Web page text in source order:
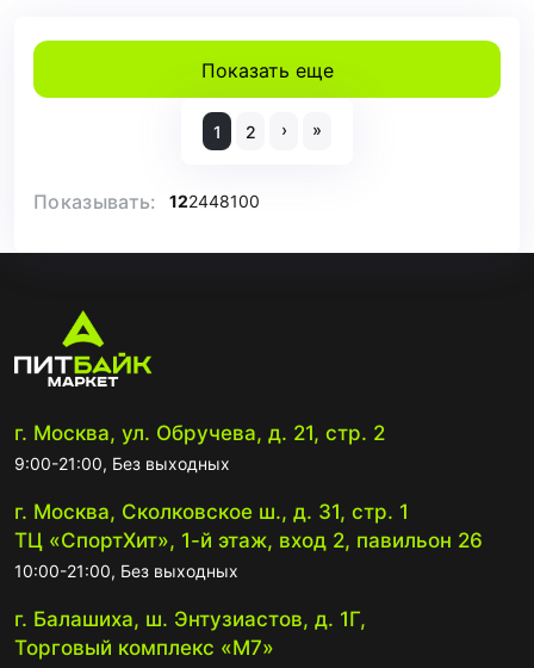
Показать еще
1 2 › »
Показывать: 122448100
г. Москва, ул. Обручева, д. 21, стр. 2
9:00-21:00, Без выходных
г. Москва, Сколковское ш., д. 31, стр. 1
ТЦ «СпортХит», 1-й этаж, вход 2, павильон 26
10:00-21:00, Без выходных
г. Балашиха, ш. Энтузиастов, д. 1Г,
Торговый комплекс «М7»